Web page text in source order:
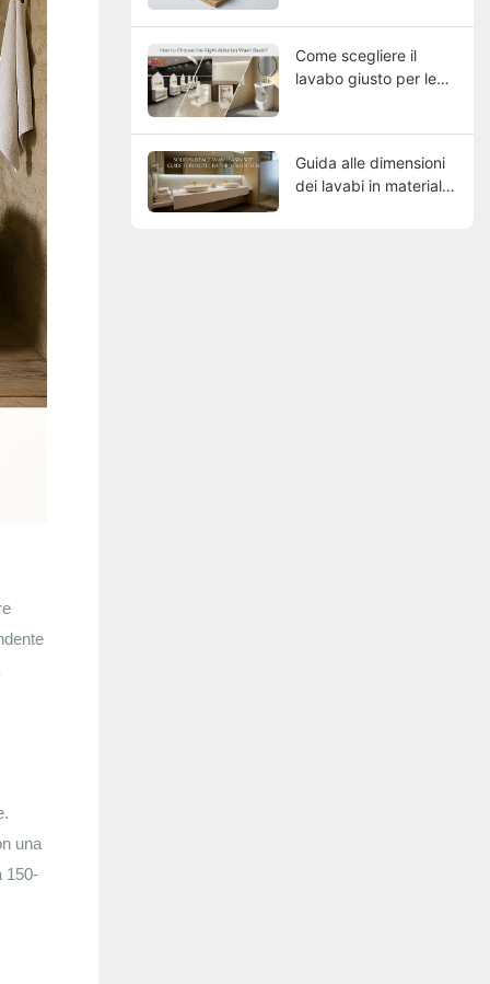
una
150-
Come scegliere il
lavabo giusto per le
Guida alle dimensioni
dei lavabi in materiale